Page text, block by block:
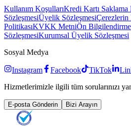
Kullanım KoşullarıKredi Kartı Saklama
SözleşmesiÜyelik SözleşmesiÇerezlerin
PolitikasıKVKK MetniÖn
SözleşmesiKurumsal Üyelik Sözleşmesi
Sosyal Medya
Instagram Facebook TikTok
Hizmetlerimizle ilgili tüm sorularınızı
E-posta Gönderin Bizi Arayın